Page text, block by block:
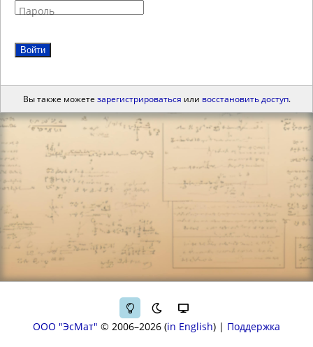
Пароль
Войти
Вы также можете зарегистрироваться или восстановить доступ.
ООО "ЭсМат" © 2006–2026 in English | Поддержка